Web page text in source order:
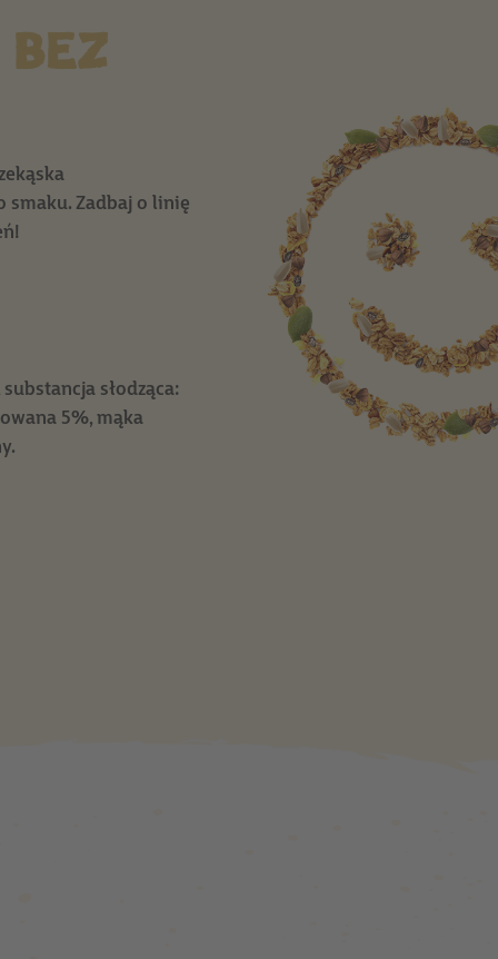
smaku. Zadbaj o linię
słodząca:
5%, mąka